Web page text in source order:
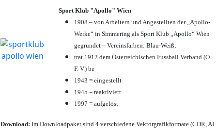
Sport Klub "Apollo" Wien
1908 – von Arbeitern und Angestellten der „Apollo-
Werke“ in Simmering als Sport Klub „Apollo“ Wien
gegründet – Vereinsfarben: Blau-Weiß;
trat 1912 dem Österreichischen Fussball Verband (Ö.
F. V.) be
1943 = eingestellt
1945 = reaktiviert
1997 = aufgelöst
Download: Im Downloadpaket sind 4 verschiedene Vektorgrafikformate (CDR, AI